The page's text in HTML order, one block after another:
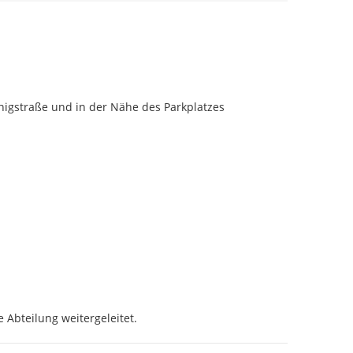
und in der Nähe des Parkplatzes
Abteilung weitergeleitet.